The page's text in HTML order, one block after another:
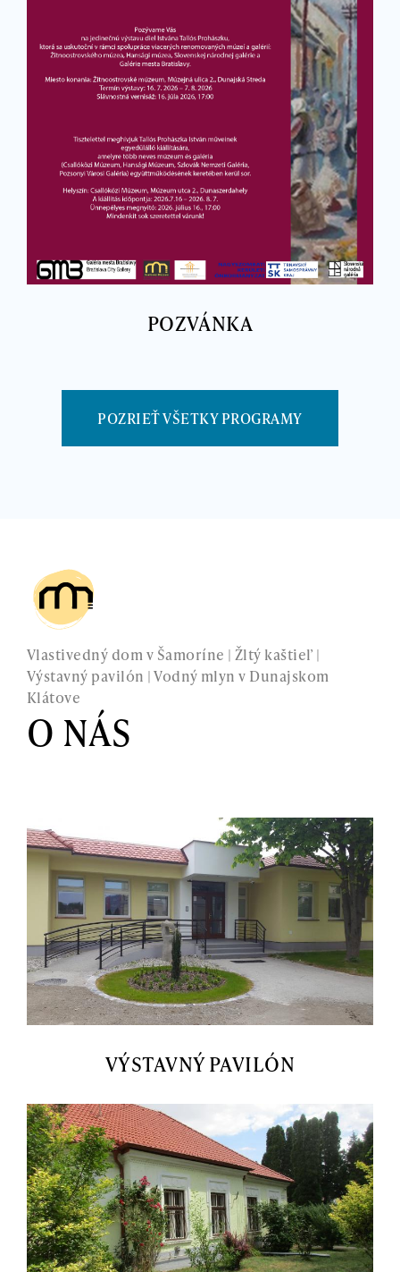
POZVÁNKA
POZRIEŤ VŠETKY PROGRAMY
Vlastivedný dom v Šamoríne | Žltý kaštieľ |
Výstavný pavilón | Vodný mlyn v Dunajskom
Klátove
O NÁS
VÝSTAVNÝ PAVILÓN